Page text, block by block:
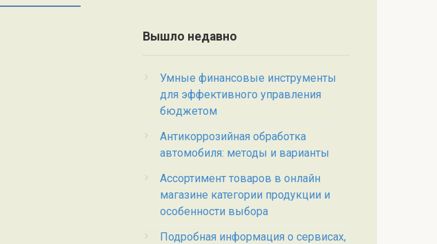
Вышло недавно
Умные финансовые инструменты
для эффективного управления
бюджетом
Антикоррозийная обработка
автомобиля: методы и варианты
Ассортимент товаров в онлайн
магазине категории продукции и
особенности выбора
Подробная информация о сервисах,